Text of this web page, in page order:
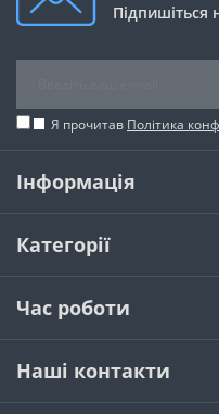
Підпишіться
Я прочитав Політика
Інформація
Категорії
Час роботи
Наші контакти